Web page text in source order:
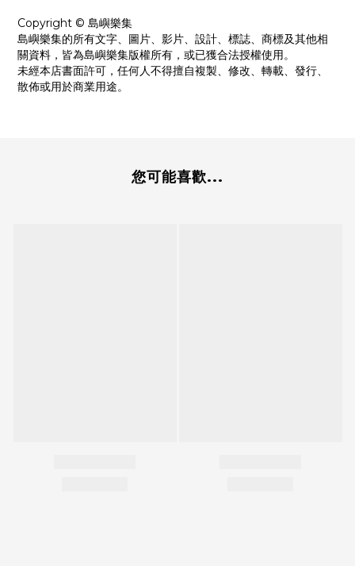
Copyright © 島嶼樂集
島嶼樂集的所有文字、圖片、影片、設計、標誌、商標及其他相
關資料，皆為島嶼樂集版權所有，或已獲合法授權使用。
未經本店書面許可，任何人不得擅自複製、修改、轉載、發行、
散佈或用於商業用途。
您可能喜歡...